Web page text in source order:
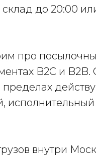
до 20:00
про
B2C и B2B.
пределах
внутри